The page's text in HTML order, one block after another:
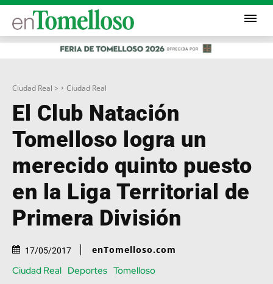
Ciudad Real > Ciudad Real
El Club Natación
Tomelloso logra un
merecido quinto puesto
en la Liga Territorial de
Primera División
17/05/2017 enTomelloso.com
Ciudad Real Deportes Tomelloso